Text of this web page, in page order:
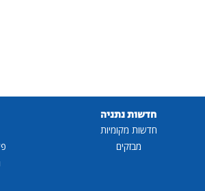
חדשות נתניה
חדשות מקומיות
מבזקים